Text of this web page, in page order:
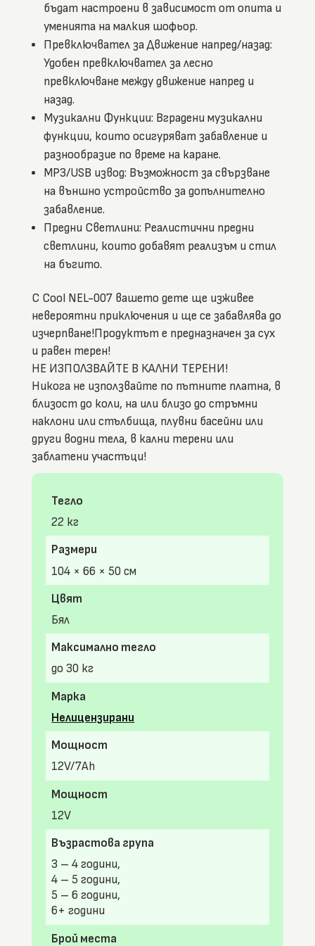
бъдат настроени в зависимост от опита и
уменията на малкия шофьор.
Превключвател за Движение напред/назад:
Удобен превключвател за лесно
превключване между движение напред и
назад.
Музикални Функции: Вградени музикални
функции, които осигуряват забавление и
разнообразие по време на каране.
MP3/USB извод: Възможност за свързване
на външно устройство за допълнително
забавление.
Предни Светлини: Реалистични предни
светлини, които добавят реализъм и стил
на бъгито.
С Cool NEL-007 вашето дете ще изживее
невероятни приключения и ще се забавлява до
изчерпване!Продуктът е предназначен за сух
и равен терен!
НЕ ИЗПОЛЗВАЙТЕ В КАЛНИ ТЕРЕНИ!
Никога не използвайте по пътните платна, в
близост до коли, на или близо до стръмни
наклони или стълбища, плувни басейни или
други водни тела, в кални терени или
заблатени участъци!
Тегло
22 кг
Размери
104 × 66 × 50 см
Цвят
Бял
Максимално тегло
до 30 кг
Марка
Нелицензирани
Мощност
12V/7Ah
Мощност
12V
Възрастова група
3 – 4 години,
4 – 5 години,
5 – 6 години,
6+ години
Брой места